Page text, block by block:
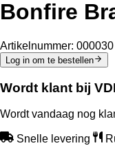
Bonfire
Artikelnummer: 000030
Log in om te bestellen
Wordt klant bij
Wordt vandaag nog
Snelle levering